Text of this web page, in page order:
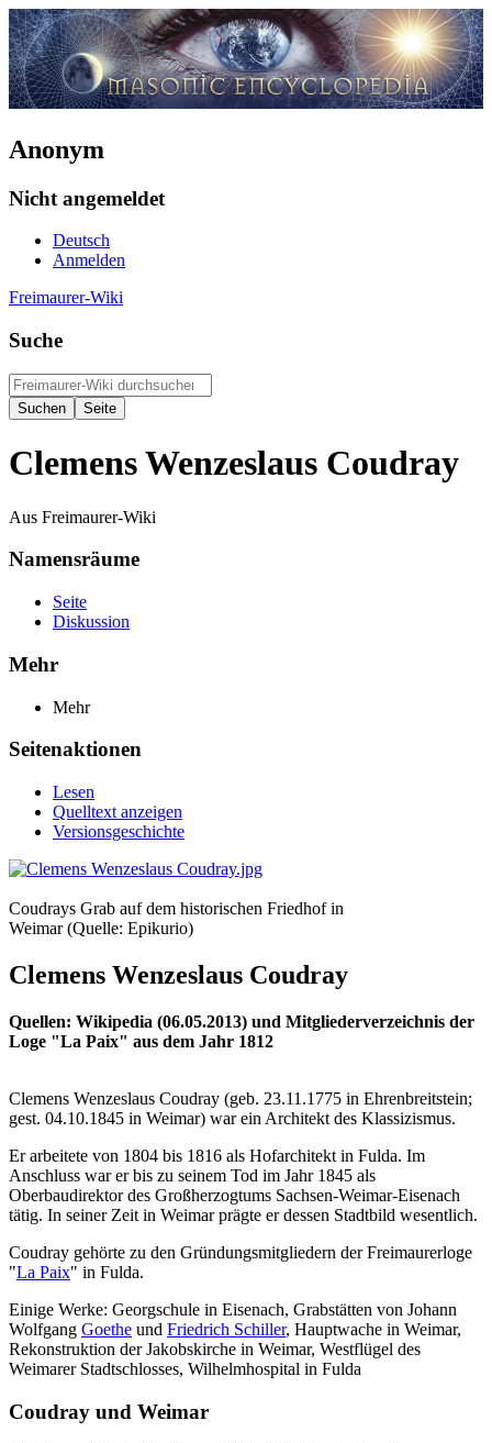
Anonym
Nicht angemeldet
Deutsch
Anmelden
Freimaurer-Wiki
Suche
Clemens Wenzeslaus Coudray
Aus Freimaurer-Wiki
Namensräume
Seite
Diskussion
Mehr
Mehr
Seitenaktionen
Lesen
Quelltext anzeigen
Versionsgeschichte
Coudrays Grab auf dem historischen Friedhof in
Weimar (Quelle: Epikurio)
Clemens Wenzeslaus Coudray
Quellen: Wikipedia (06.05.2013) und Mitgliederverzeichnis der
Loge "La Paix" aus dem Jahr 1812
Clemens Wenzeslaus Coudray (geb. 23.11.1775 in Ehrenbreitstein;
gest. 04.10.1845 in Weimar) war ein Architekt des Klassizismus.
Er arbeitete von 1804 bis 1816 als Hofarchitekt in Fulda. Im
Anschluss war er bis zu seinem Tod im Jahr 1845 als
Oberbaudirektor des Großherzogtums Sachsen-Weimar-Eisenach
tätig. In seiner Zeit in Weimar prägte er dessen Stadtbild wesentlich.
Coudray gehörte zu den Gründungsmitgliedern der Freimaurerloge
"La Paix" in Fulda.
Einige Werke: Georgschule in Eisenach, Grabstätten von Johann
Wolfgang Goethe und Friedrich Schiller, Hauptwache in Weimar,
Rekonstruktion der Jakobskirche in Weimar, Westflügel des
Weimarer Stadtschlosses, Wilhelmhospital in Fulda
Coudray und Weimar